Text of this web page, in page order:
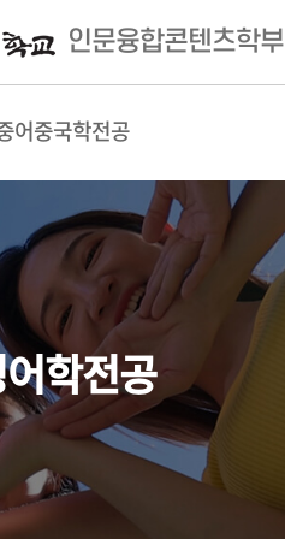
인문융합콘텐츠학부
어중국학전공
학전공